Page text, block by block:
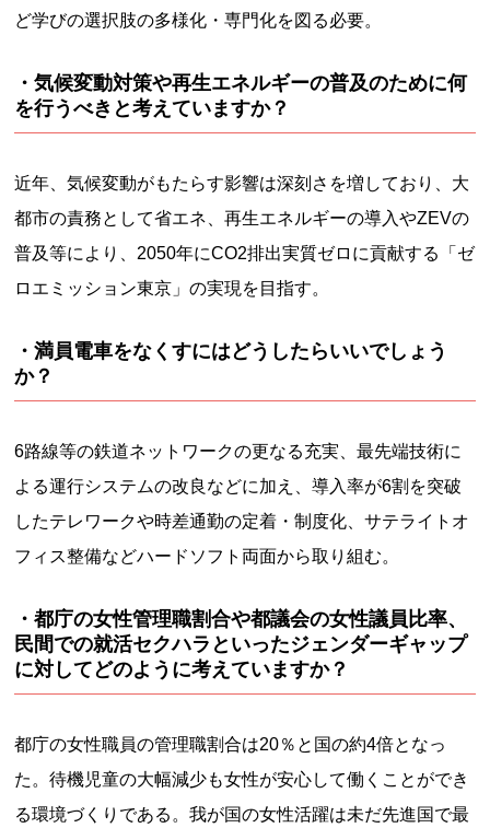
ど学びの選択肢の多様化・専門化を図る必要。
・気候変動対策や再生エネルギーの普及のために何
を行うべきと考えていますか？
近年、気候変動がもたらす影響は深刻さを増しており、大
都市の責務として省エネ、再生エネルギーの導入やZEVの
普及等により、2050年にCO2排出実質ゼロに貢献する「ゼ
ロエミッション東京」の実現を目指す。
・満員電車をなくすにはどうしたらいいでしょう
か？
6路線等の鉄道ネットワークの更なる充実、最先端技術に
よる運行システムの改良などに加え、導入率が6割を突破
したテレワークや時差通勤の定着・制度化、サテライトオ
フィス整備などハードソフト両面から取り組む。
・都庁の女性管理職割合や都議会の女性議員比率、
民間での就活セクハラといったジェンダーギャップ
に対してどのように考えていますか？
都庁の女性職員の管理職割合は20％と国の約4倍となっ
た。待機児童の大幅減少も女性が安心して働くことができ
る環境づくりである。我が国の女性活躍は未だ先進国で最